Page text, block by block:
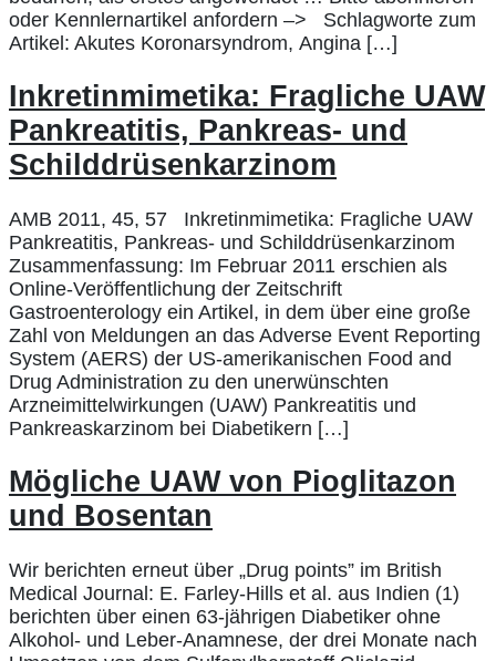
oder Kennlernartikel anfordern –> Schlagworte zum
Artikel: Akutes Koronarsyndrom, Angina […]
Inkretinmimetika: Fragliche UAW
Pankreatitis, Pankreas- und
Schilddrüsenkarzinom
AMB 2011, 45, 57 Inkretinmimetika: Fragliche UAW
Pankreatitis, Pankreas- und Schilddrüsenkarzinom
Zusammenfassung: Im Februar 2011 erschien als
Online-Veröffentlichung der Zeitschrift
Gastroenterology ein Artikel, in dem über eine große
Zahl von Meldungen an das Adverse Event Reporting
System (AERS) der US-amerikanischen Food and
Drug Administration zu den unerwünschten
Arzneimittelwirkungen (UAW) Pankreatitis und
Pankreaskarzinom bei Diabetikern […]
Mögliche UAW von Pioglitazon
und Bosentan
Wir berichten erneut über „Drug points” im British
Medical Journal: E. Farley-Hills et al. aus Indien (1)
berichten über einen 63-jährigen Diabetiker ohne
Alkohol- und Leber-Anamnese, der drei Monate nach